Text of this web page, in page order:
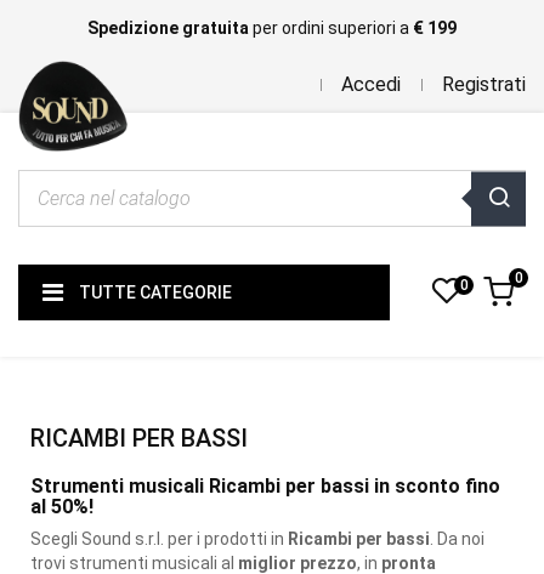
Spedizione gratuita per ordini superiori a € 199
Accedi Registrati
TUTTE CATEGORIE 0 0
RICAMBI PER BASSI
Strumenti musicali Ricambi per bassi in sconto fino
al 50%!
Scegli Sound s.r.l. per i prodotti in Ricambi per bassi . Da noi
trovi strumenti musicali al miglior prezzo, in pronta